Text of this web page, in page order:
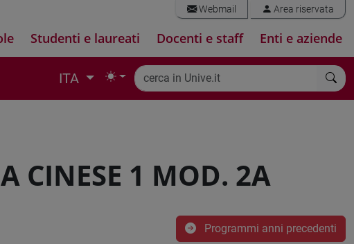
Webmail Area riservata
Studenti e laureati Docenti e staff Enti e aziende
ITA
CINESE 1 MOD. 2A
Programmi anni precedenti